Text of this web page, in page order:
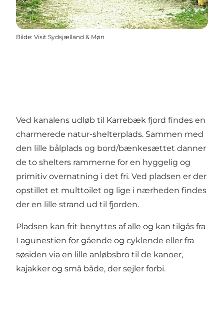
Bilde: Visit Sydsjælland & Møn
Ved kanalens udløb til Karrebæk fjord findes en
charmerede natur-shelterplads. Sammen med
den lille bålplads og bord/bænkesættet danner
de to shelters rammerne for en hyggelig og
primitiv overnatning i det fri. Ved pladsen er der
opstillet et multtoilet og lige i nærheden findes
der en lille strand ud til fjorden.
Pladsen kan frit benyttes af alle og kan tilgås fra
Lagunestien for gående og cyklende eller fra
søsiden via en lille anløbsbro til de kanoer,
kajakker og små både, der sejler forbi.